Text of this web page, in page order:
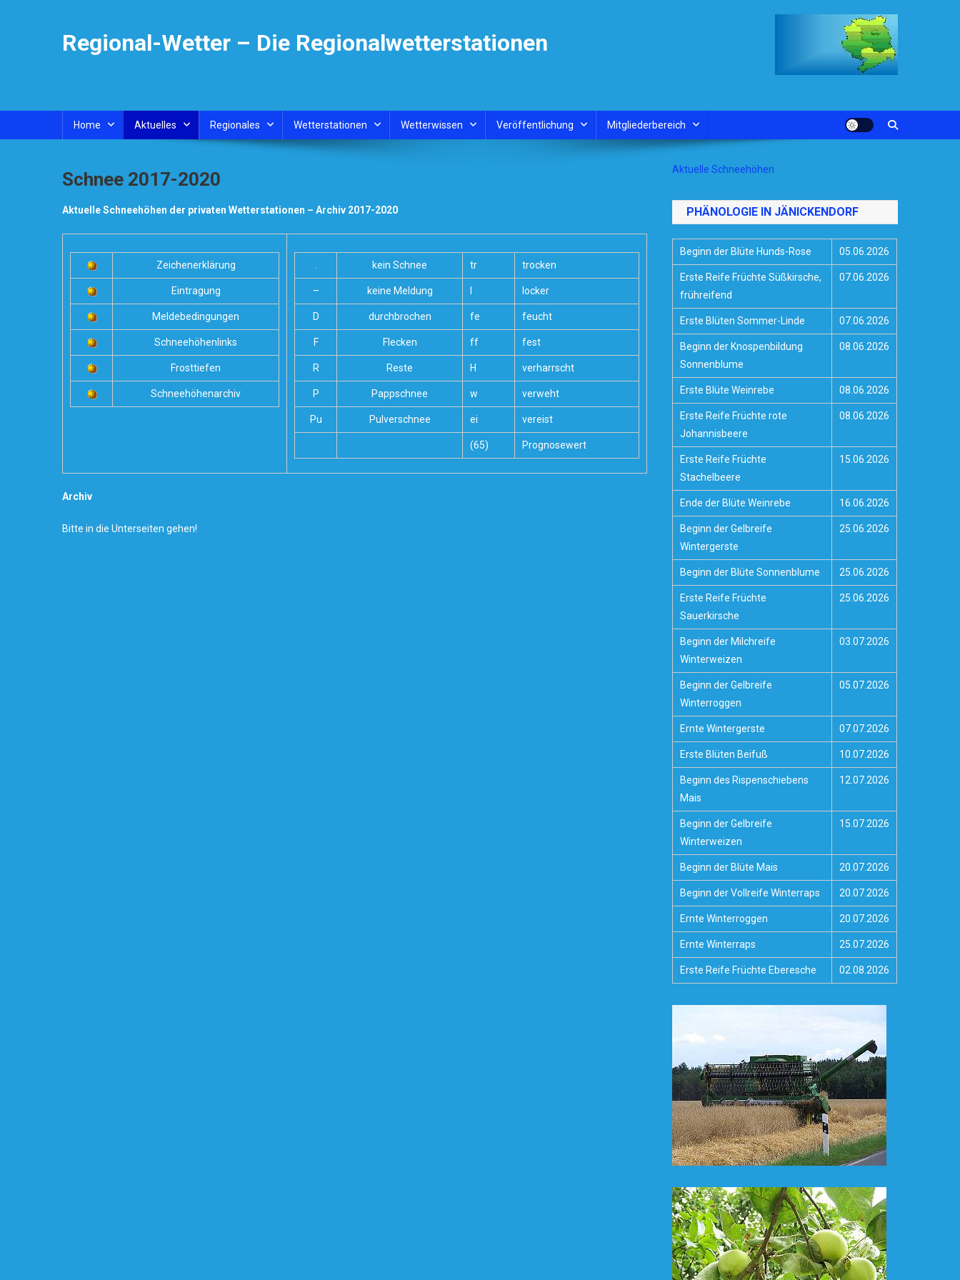
Regional-Wetter – Die Regionalwetterstationen
Home Aktuelles Regionales Wetterstationen Wetterwissen Veröffentlichung Mitgliederbereich
Schnee 2017-2020
Aktuelle Schneehöhen der privaten Wetterstationen – Archiv 2017-2020
Zeichenerklärung
Eintragung
Meldebedingungen
Schneehöhenlinks
Frosttiefen
Schneehöhenarchiv
kein Schnee tr trocken
– keine Meldung locker
D durchbrochen fe feucht
F Flecken ff fest
R Reste H verharrscht
P Pappschnee w verweht
Pu Pulverschnee ei vereist
(65) Prognosewert
Archiv
Bitte in die Unterseiten gehen!
Aktuelle Schneehöhen
PHÄNOLOGIE IN JÄNICKENDORF
Beginn der Blüte Hunds-Rose 05.06.2026
Erste Reife Früchte Süßkirsche,
frühreifend
07.06.2026
Erste Blüten Sommer-Linde 07.06.2026
Beginn der Knospenbildung
Sonnenblume
08.06.2026
Erste Blüte Weinrebe 08.06.2026
Erste Reife Früchte rote
Johannisbeere
08.06.2026
Erste Reife Früchte
Stachelbeere
15.06.2026
Ende der Blüte Weinrebe 16.06.2026
Beginn der Gelbreife
Wintergerste
25.06.2026
Beginn der Blüte Sonnenblume 25.06.2026
Erste Reife Früchte
Sauerkirsche
25.06.2026
Beginn der Milchreife
Winterweizen
03.07.2026
Beginn der Gelbreife
Winterroggen
05.07.2026
Ernte Wintergerste 07.07.2026
Erste Blüten Beifuß 10.07.2026
Beginn des Rispenschiebens
Mais
12.07.2026
Beginn der Gelbreife
Winterweizen
15.07.2026
Beginn der Blüte Mais 20.07.2026
Beginn der Vollreife Winterraps 20.07.2026
Ernte Winterroggen 20.07.2026
Ernte Winterraps 25.07.2026
Erste Reife Früchte Eberesche 02.08.2026